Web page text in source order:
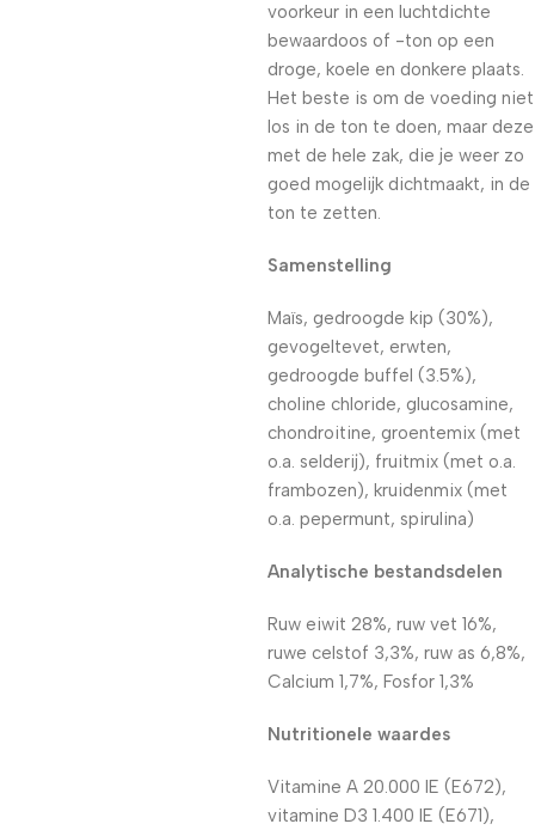
voorkeur in een luchtdichte
bewaardoos of -ton op een
droge, koele en donkere plaats.
Het beste is om de voeding niet
los in de ton te doen, maar deze
met de hele zak, die je weer zo
goed mogelijk dichtmaakt, in de
ton te zetten.
Samenstelling
Maïs, gedroogde kip (30%),
gevogeltevet, erwten,
gedroogde buffel (3.5%),
choline chloride, glucosamine,
chondroitine, groentemix (met
o.a. selderij), fruitmix (met o.a.
frambozen), kruidenmix (met
o.a. pepermunt, spirulina)
Analytische bestandsdelen
Ruw eiwit 28%, ruw vet 16%,
ruwe celstof 3,3%, ruw as 6,8%,
Calcium 1,7%, Fosfor 1,3%
Nutritionele waardes
Vitamine A 20.000 IE (E672),
vitamine D3 1.400 IE (E671),